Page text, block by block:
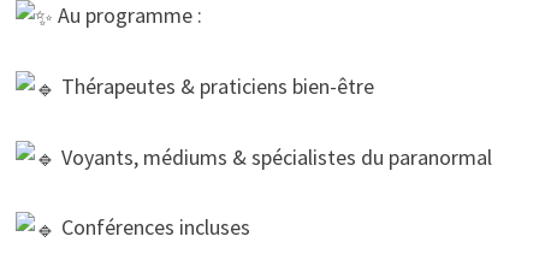
Au programme :
Thérapeutes & praticiens bien-être
Voyants, médiums & spécialistes du paranormal
Conférences incluses